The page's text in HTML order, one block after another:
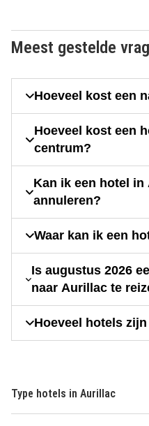
Meest gestelde
Hoeveel kost een
Hoeveel kost een
centrum?
Kan ik een hotel
annuleren?
Waar kan ik een
Is augustus 2026
naar Aurillac te
Hoeveel hotels
Type hotels in Aurillac